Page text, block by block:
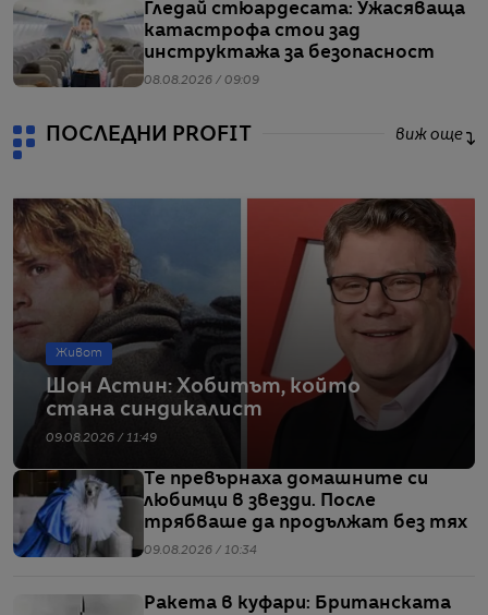
Гледай стюардесата: Ужасяваща
катастрофа стои зад
инструктажа за безопасност
08.08.2026 / 09:09
ПОСЛЕДНИ PROFIT виж още
Живот
Шон Астин: Хобитът, който
стана синдикалист
09.08.2026 / 11:49
Те превърнаха домашните си
любимци в звезди. После
трябваше да продължат без тях
09.08.2026 / 10:34
Ракета в куфари: Британската